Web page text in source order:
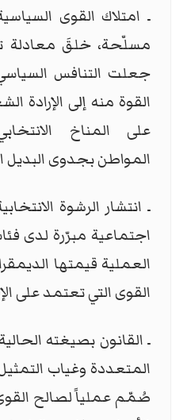
ـ امتلاك القوى
مسلّحة، خلقَ معادلة
جعلت التنافس
القوة منه إلى الإرادة
على المناخ
المواطن بجدوى البديل
ـ انتشار الرشوة
اجتماعية مبرّرة لدى
العملية قيمتها
القوى التي تعتمد على
ـ القانون بصيغته
المتعددة وغياب
صُمّم عملياً لصالح